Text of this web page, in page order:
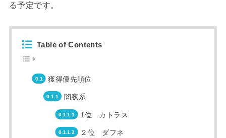
る予定です。
Table of Contents
獲得優先順位
闇夜系
1位 カトラス
２位 ダフネ